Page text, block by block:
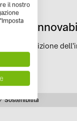
nuova edizione
Categoria
Sostenibilità
il nostro